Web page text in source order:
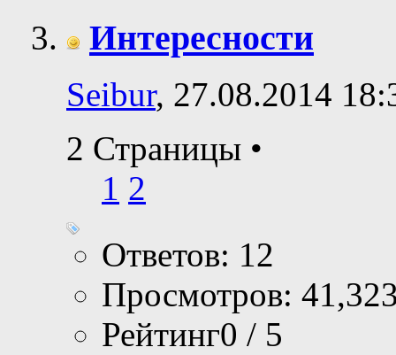
Интересности
Seibur, 27.08.2014
2 Страницы •
1 2
Ответов: 12
Просмотров:
Рейтинг0 / 5